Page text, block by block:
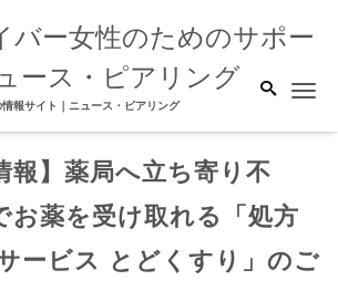
報サイト｜ニュース・ピアリング
報】薬局へ立ち寄り不
お薬を受け取れる「処方
ービス とどくすり」のご